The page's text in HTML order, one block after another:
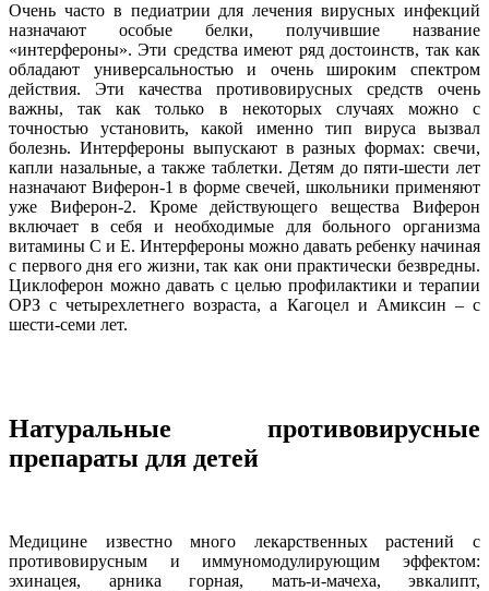
Очень часто в педиатрии для лечения вирусных инфекций
назначают особые белки, получившие название
«интерфероны». Эти средства имеют ряд достоинств, так как
обладают универсальностью и очень широким спектром
действия. Эти качества противовирусных средств очень
важны, так как только в некоторых случаях можно с
точностью установить, какой именно тип вируса вызвал
болезнь. Интерфероны выпускают в разных формах: свечи,
капли назальные, а также таблетки. Детям до пяти-шести лет
назначают Виферон-1 в форме свечей, школьники применяют
уже Виферон-2. Кроме действующего вещества Виферон
включает в себя и необходимые для больного организма
витамины С и Е. Интерфероны можно давать ребенку начиная
с первого дня его жизни, так как они практически безвредны.
Циклоферон можно давать с целью профилактики и терапии
ОРЗ с четырехлетнего возраста, а Кагоцел и Амиксин – с
шести-семи лет.
Натуральные противовирусные
препараты для детей
Медицине известно много лекарственных растений с
противовирусным и иммуномодулирующим эффектом:
эхинацея, арника горная, мать-и-мачеха, эвкалипт,